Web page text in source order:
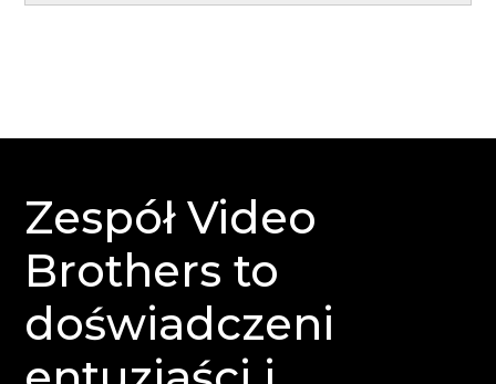
Zespół Video
Brothers to
doświadczeni